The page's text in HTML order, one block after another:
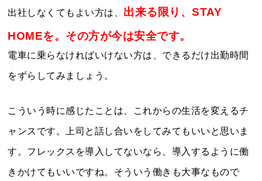
出社しなくてもよい方は、 出来る限り、STAY
HOMEを。その方が今は安全です。
電車に乗らなければいけない方は、できるだけ出勤時間
をずらしてみましょう。
こういう時に感じたことは、これからの生活を変えるチ
ャンスです。上司と話し合いをしてみてもいいと思いま
す。フレックスを導入してないなら、導入するように働
きかけてもいいですね。そういう働きも大事なもので